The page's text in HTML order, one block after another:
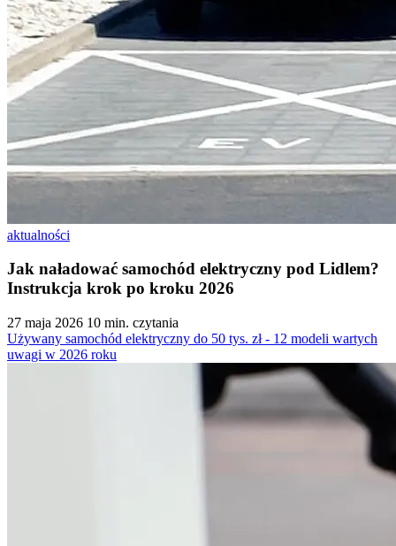
aktualności
Jak naładować samochód elektryczny pod Lidlem?
Instrukcja krok po kroku 2026
27 maja 2026 10 min. czytania
Używany samochód elektryczny do 50 tys. zł - 12 modeli wartych
uwagi w 2026 roku